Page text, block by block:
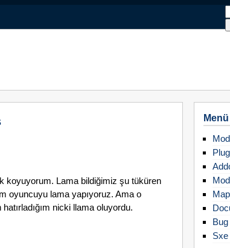
koyuyorum. Lama bildiğimiz şu tüküren
oyuncuyu lama yapıyoruz. Ama o
nicki llama oluyordu.
Menü
Sxe